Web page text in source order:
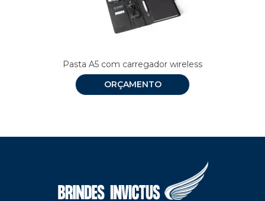
Pasta A5 com carregador wireless
ORÇAMENTO